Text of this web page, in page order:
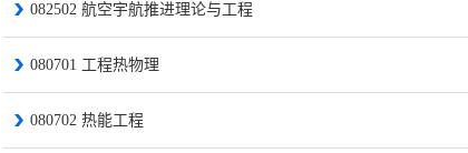
082502 航空宇航推进理论与工程
080701 工程热物理
080702 热能工程